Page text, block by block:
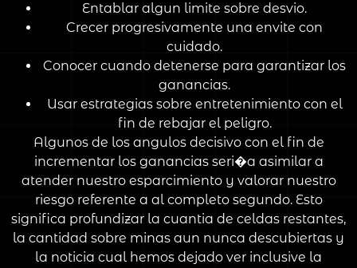
Entablar algun limite sobre desvio.
Crecer progresivamente una envite con
cuidado.
Conocer cuando detenerse para garantizar los
ganancias.
Usar estrategias sobre entretenimiento con el
fin de rebajar el peligro.
Algunos de los angulos decisivo con el fin de
incrementar los ganancias seri�a asimilar a
atender nuestro esparcimiento y valorar nuestro
riesgo referente a al completo segundo. Esto
significa profundizar la cuantia de celdas restantes,
la cantidad sobre minas aun nunca descubiertas y
la noticia cual hemos dejado ver inclusive la